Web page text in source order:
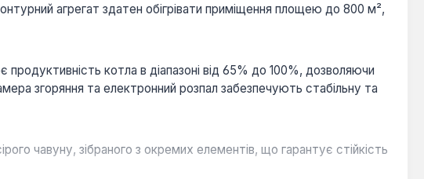
агрегат здатен обігрівати приміщення площею до 800 м²,
котла в діапазоні від 65% до 100%, дозволяючи
згоряння та електронний розпал забезпечують стабільну та
чавуну, зібраного з окремих елементів, що гарантує стійкість